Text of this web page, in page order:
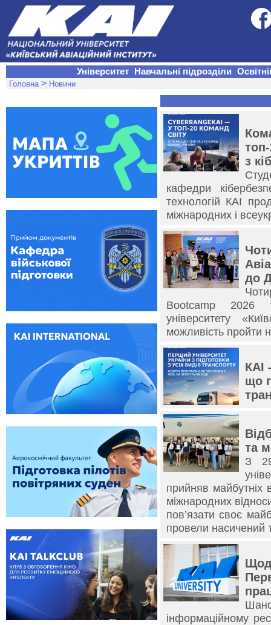
Університет Навчальні підрозділи
Головна > Новини
з
кафедри
технологій КАІ
міжнародних і
до
Bootcamp 2026
університету
можливість пройти
КАІ
що
та
З
прийняв майбутніх
міжнародних
пов’язати своє
провели насичений
інформаційному